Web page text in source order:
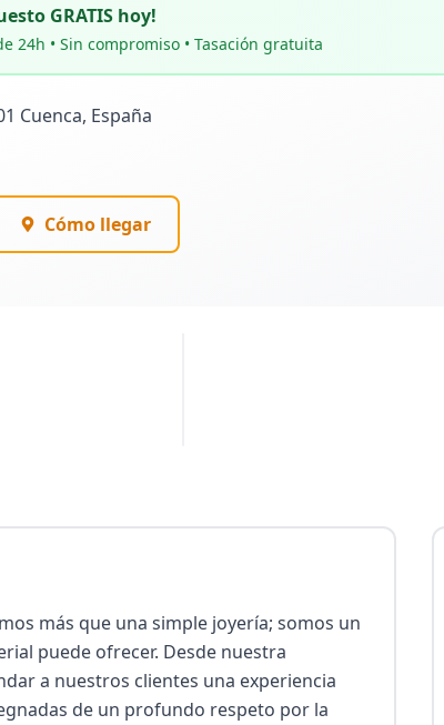
GRATIS hoy!
24h • Sin compromiso • Tasación gratuita
Cuenca, España
Cómo llegar
más que una simple joyería; somos un
puede ofrecer. Desde nuestra
a nuestros clientes una experiencia
de un profundo respeto por la